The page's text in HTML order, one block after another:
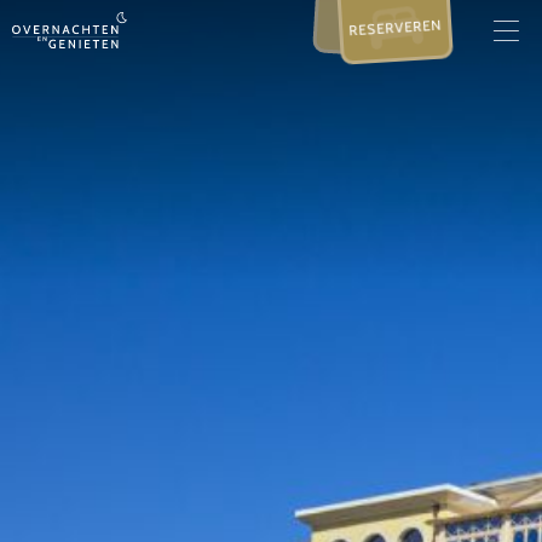
RESERVEREN